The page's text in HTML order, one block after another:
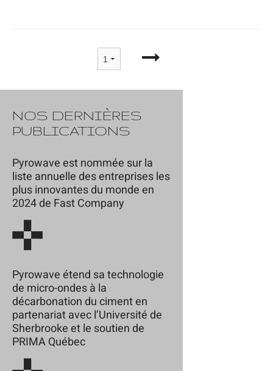
NOS DERNIÈRES
PUBLICATIONS
Pyrowave est nommée sur la
liste annuelle des entreprises les
plus innovantes du monde en
2024 de Fast Company
Pyrowave étend sa technologie
de micro-ondes à la
décarbonation du ciment en
partenariat avec l’Université de
Sherbrooke et le soutien de
PRIMA Québec